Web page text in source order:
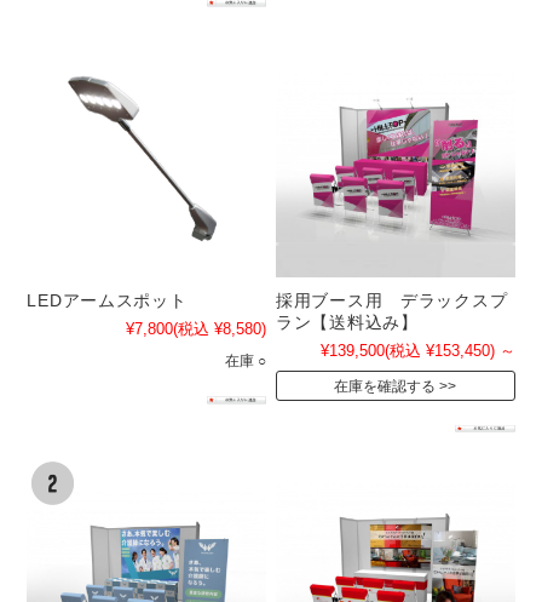
LEDアームスポット
¥7,800(税込 ¥8,580)
在庫 ○
採用ブース用 デラックスプ
ラン【送料込み】
¥139,500(税込 ¥153,450) ～
在庫を確認する